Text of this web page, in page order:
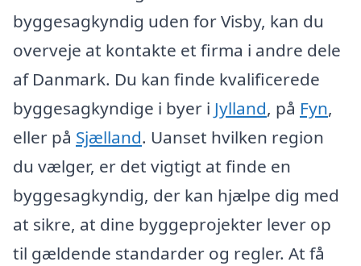
byggesagkyndig uden for Visby, kan du
overveje at kontakte et firma i andre dele
af Danmark. Du kan finde kvalificerede
byggesagkyndige i byer i Jylland, på Fyn,
eller på Sjælland. Uanset hvilken region
du vælger, er det vigtigt at finde en
byggesagkyndig, der kan hjælpe dig med
at sikre, at dine byggeprojekter lever op
til gældende standarder og regler. At få